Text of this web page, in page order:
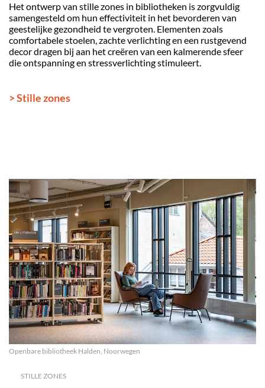
Het ontwerp van stille zones in bibliotheken is zorgvuldig
samengesteld om hun effectiviteit in het bevorderen van
geestelijke gezondheid te vergroten. Elementen zoals
comfortabele stoelen, zachte verlichting en een rustgevend
decor dragen bij aan het creëren van een kalmerende sfeer
die ontspanning en stressverlichting stimuleert.
> Stille zones
Openbare bibliotheek Halden, Noorwegen
STILLE ZONES